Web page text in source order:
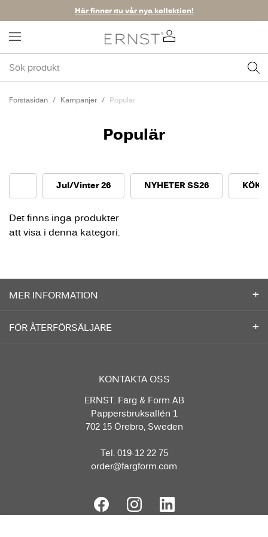
Här finner du vår nya kollektion!
Förstasidan Kampanjer Populär
Populär
Jul/Vinter 26 NYHETER SS26 KÖK
Det finns inga produkter
att visa i denna kategori.
MER INFORMATION
FÖR ÅTERFÖRSÄLJARE
KONTAKTA OSS
ERNST. Färg & Form AB
Pappersbruksallén 1
702 15 Örebro, Sweden
Tel. 019-12 22 75
order@fargform.com